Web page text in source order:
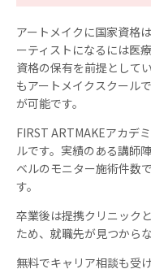
アートメイクに国家資格
ーティストになるには医
資格の保有を前提として
もアートメイクスクール
が可能です。
FIRST ARTMAKEアカデ
ルです。実績のある講師
ベルのモニター施術件数
す。
卒業後は提携クリニック
ため、就職先が見つから
無料でキャリア相談も受